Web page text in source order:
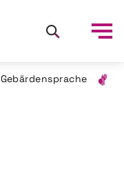
Gebärdensprache